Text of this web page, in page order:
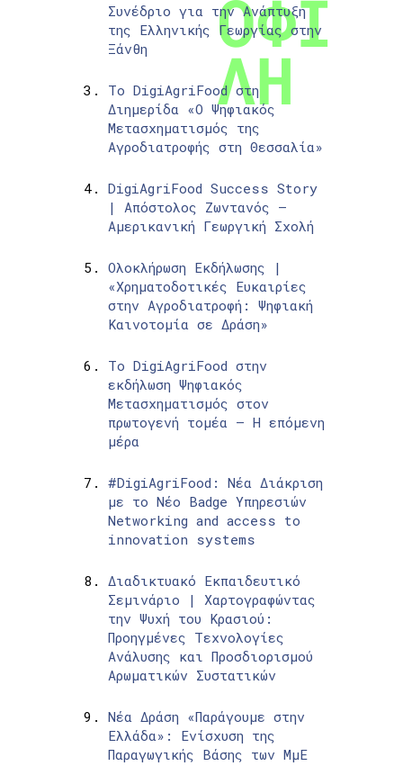
Συνέδριο για την Ανάπτυξη
της Ελληνικής Γεωργίας στην
Ξάνθη
Το DigiAgriFood στη
Διημερίδα «Ο Ψηφιακός
Μετασχηματισμός της
Αγροδιατροφής στη Θεσσαλία»
DigiAgriFood Success Story
| Απόστολος Ζωντανός –
Αμερικανική Γεωργική Σχολή
Ολοκλήρωση Εκδήλωσης |
«Χρηματοδοτικές Ευκαιρίες
στην Αγροδιατροφή: Ψηφιακή
Καινοτομία σε Δράση»
Το DigiAgriFood στην
εκδήλωση Ψηφιακός
Μετασχηματισμός στον
πρωτογενή τομέα – Η επόμενη
μέρα
#DigiAgriFood: Νέα Διάκριση
με το Νέο Badge Υπηρεσιών
Networking and access to
innovation systems
Διαδικτυακό Εκπαιδευτικό
Σεμινάριο | Χαρτογραφώντας
την Ψυχή του Κρασιού:
Προηγμένες Τεχνολογίες
Ανάλυσης και Προσδιορισμού
Αρωματικών Συστατικών
Νέα Δράση «Παράγουμε στην
Ελλάδα»: Ενίσχυση της
Παραγωγικής Βάσης των ΜμΕ